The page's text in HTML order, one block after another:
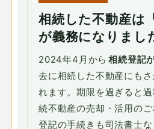
相続した不動産は
が義務になりまし
2024年4月から 相続登記
去に相続した不動産にも
れます。期限を過ぎると
続不動産の売却・活用のご
登記の手続きも司法書士